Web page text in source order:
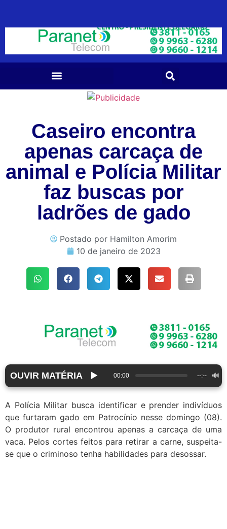
Caseiro encontra
apenas carcaça de
animal e Polícia Militar
faz buscas por
ladrões de gado
Postado por Hamilton Amorim
10 de janeiro de 2023
OUVIR MATÉRIA ▶️ 00:00 --:-- 🔊
A Polícia Militar busca identificar e prender indivíduos
que furtaram gado em Patrocínio nesse domingo (08).
O produtor rural encontrou apenas a carcaça de uma
vaca. Pelos cortes feitos para retirar a carne, suspeita-
se que o criminoso tenha habilidades para desossar.